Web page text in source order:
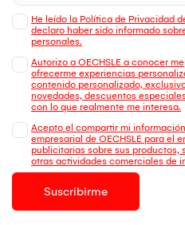
He leído la Política de Privacidad
declaro haber sido informado
personales.
Autorizo a OECHSLE a conocer
ofrecerme experiencias
contenido personalizado,
novedades, descuentos
con lo que realmente me interesa.
Acepto el compartir mi
empresarial de OECHSLE para el
publicitarias sobre sus productos,
otras actividades comerciales de
Suscribirme